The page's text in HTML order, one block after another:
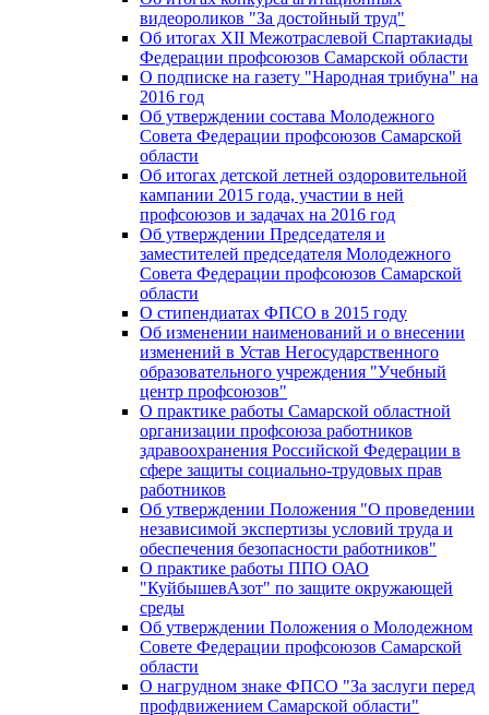
видеороликов "За достойный труд"
Об итогах XII Межотраслевой Спартакиады
Федерации профсоюзов Самарской области
О подписке на газету "Народная трибуна" на
2016 год
Об утверждении состава Молодежного
Совета Федерации профсоюзов Самарской
области
Об итогах детской летней оздоровительной
кампании 2015 года, участии в ней
профсоюзов и задачах на 2016 год
Об утверждении Председателя и
заместителей председателя Молодежного
Совета Федерации профсоюзов Самарской
области
О стипендиатах ФПСО в 2015 году
Об изменении наименований и о внесении
изменений в Устав Негосударственного
образовательного учреждения "Учебный
центр профсоюзов"
О практике работы Самарской областной
организации профсоюза работников
здравоохранения Российской Федерации в
сфере защиты социально-трудовых прав
работников
Об утверждении Положения "О проведении
независимой экспертизы условий труда и
обеспечения безопасности работников"
О практике работы ППО ОАО
"КуйбышевАзот" по защите окружающей
среды
Об утверждении Положения о Молодежном
Совете Федерации профсоюзов Самарской
области
О нагрудном знаке ФПСО "За заслуги перед
профдвижением Самарской области"